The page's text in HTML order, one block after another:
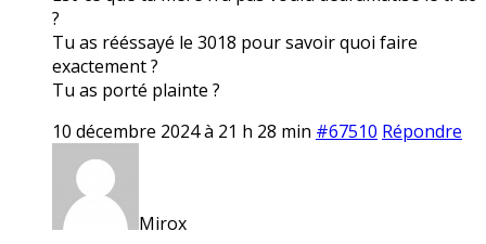
?
Tu as rééssayé le 3018 pour savoir quoi faire
exactement ?
Tu as porté plainte ?
10 décembre 2024 à 21 h 28 min #67510 Répondre
Mirox